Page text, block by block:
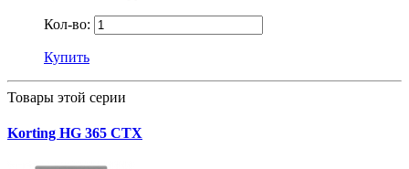
Кол-во:
Купить
Товары этой серии
Korting HG 365 CTX